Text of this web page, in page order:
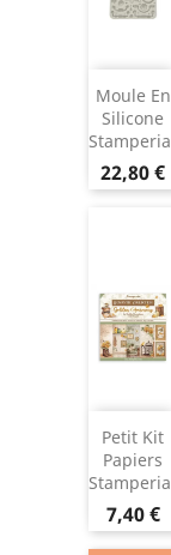
Moule En
Silicone
22,80 €
Petit Kit
Papiers
7,40 €